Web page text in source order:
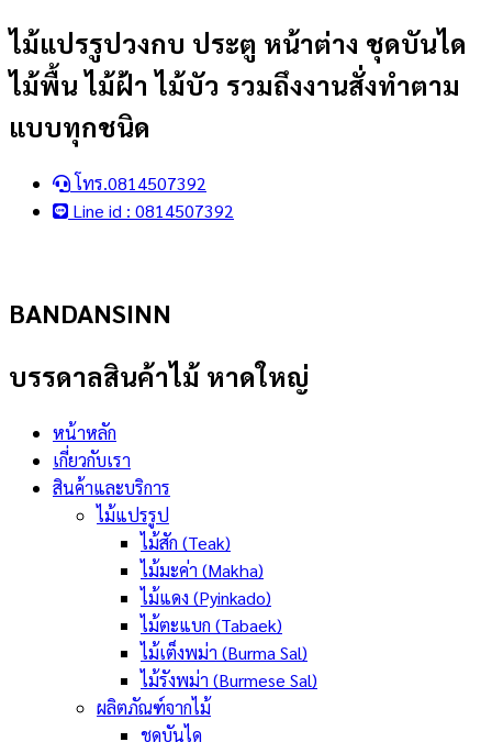
Skip
content
ไม้แปรรูปวงกบ ประตู หน้าต่าง ชุดบันได
ไม้พื้น ไม้ฝ้า ไม้บัว รวมถึงงานสั่งทำตาม
แบบทุกชนิด
โทร.0814507392
Line id : 0814507392
BANDANSINN
บรรดาลสินค้าไม้ หาดใหญ่
หน้าหลัก
เกี่ยวกับเรา
สินค้าและบริการ
ไม้แปรรูป
ไม้สัก (Teak)
ไม้มะค่า (Makha)
ไม้แดง (Pyinkado)
ไม้ตะแบก (Tabaek)
ไม้เต็งพม่า (Burma Sal)
ไม้รังพม่า (Burmese Sal)
ผลิตภัณฑ์จากไม้
ชุดบันได